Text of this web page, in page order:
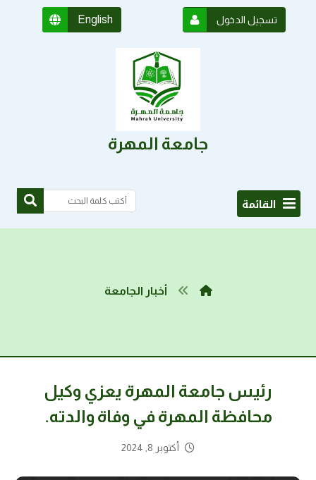
English تسجيل الدخول
جامعة المهرة
القائمة
أخبار الجامعة
رئيس جامعة المهرة يعزي وكيل
محافظة المهرة في وفاة والدته.
أكتوبر 8, 2024